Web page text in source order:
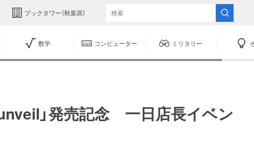
ブックタワー（秋葉原）
数学 コンピューター ミリタリー
」発売記念 一日店長イベン